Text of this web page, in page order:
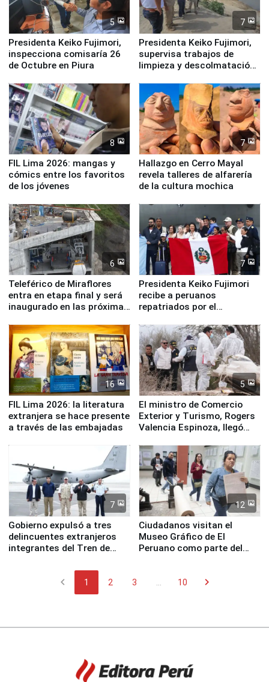
5
Presidenta Keiko Fujimori,
inspecciona comisaría 26
de Octubre en Piura
7
Presidenta Keiko Fujimori,
supervisa trabajos de
limpieza y descolmatación
8
FIL Lima 2026: mangas y
cómics entre los favoritos
de los jóvenes
7
Hallazgo en Cerro Mayal
revela talleres de alfarería
de la cultura mochica
6
Teleférico de Miraflores
entra en etapa final y será
inaugurado en las próximas
7
Presidenta Keiko Fujimori
recibe a peruanos
repatriados por el
16
FIL Lima 2026: la literatura
extranjera se hace presente
a través de las embajadas
5
El ministro de Comercio
Exterior y Turismo, Rogers
Valencia Espinoza, llegó
Nasca
7
Gobierno expulsó a tres
delincuentes extranjeros
integrantes del Tren de
12
Ciudadanos visitan el
Museo Gráfico de El
Peruano como parte del
chevron_left 1 2 3 10 chevron_right